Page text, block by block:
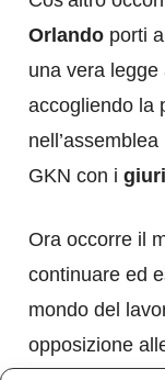
Orlando porti
una vera
accogliendo la
GKN con i
Ora occorre il
continuare ed
mondo del
opposizione